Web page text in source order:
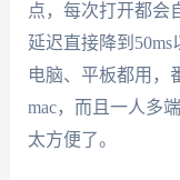
点，每次打开都会
延迟直接降到50ms
电脑、平板都用，
mac，而且一人多
太方便了。